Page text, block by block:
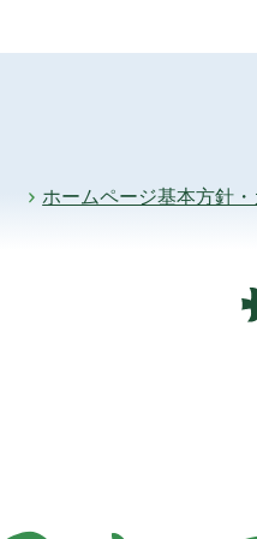
ホームページ基本方針